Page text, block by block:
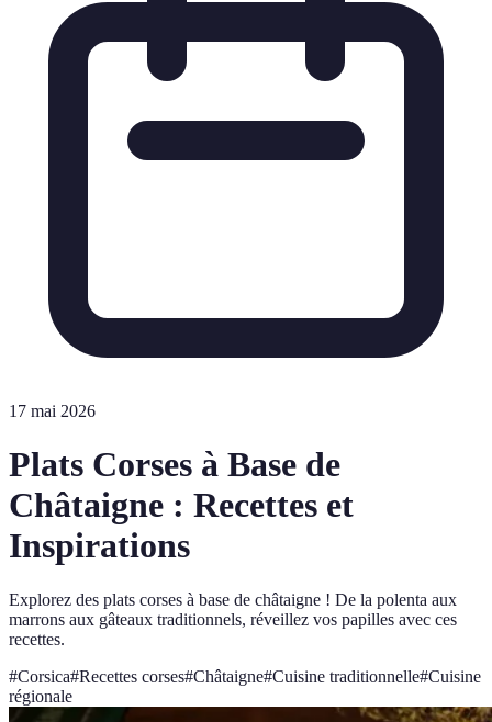
17 mai 2026
Plats Corses à Base de
Châtaigne : Recettes et
Inspirations
Explorez des plats corses à base de châtaigne ! De la polenta aux
marrons aux gâteaux traditionnels, réveillez vos papilles avec ces
recettes.
#Corsica#Recettes corses#Châtaigne#Cuisine traditionnelle#Cuisine
régionale